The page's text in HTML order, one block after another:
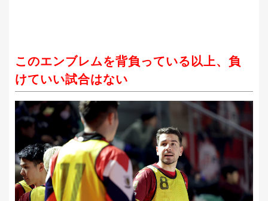
このエンブレムを背負っている以上、負
けていい試合はない